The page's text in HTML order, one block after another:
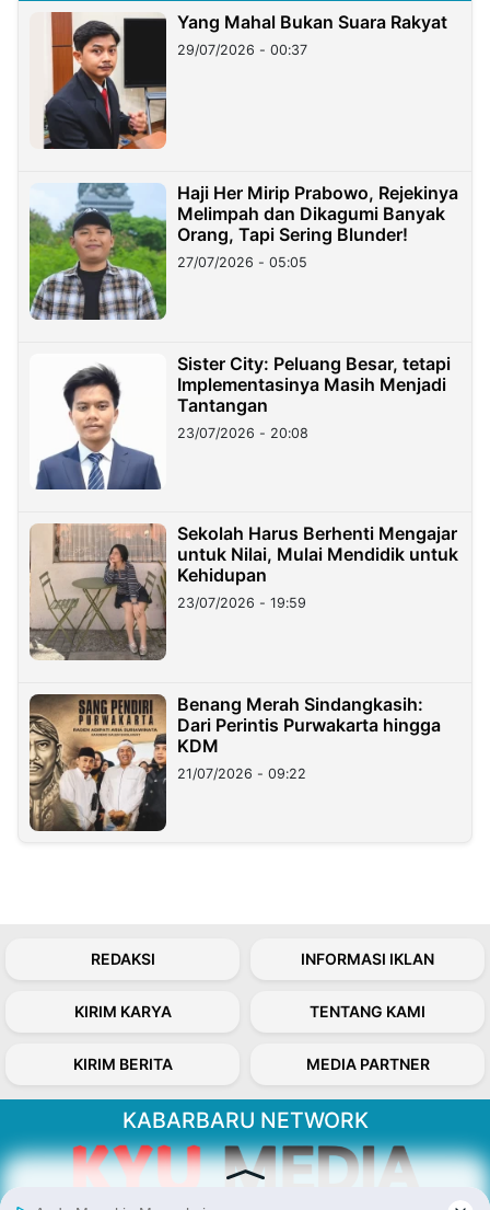
Yang Mahal Bukan Suara Rakyat
29/07/2026 - 00:37
Haji Her Mirip Prabowo, Rejekinya
Melimpah dan Dikagumi Banyak
Orang, Tapi Sering Blunder!
27/07/2026 - 05:05
Sister City: Peluang Besar, tetapi
Implementasinya Masih Menjadi
Tantangan
23/07/2026 - 20:08
Sekolah Harus Berhenti Mengajar
untuk Nilai, Mulai Mendidik untuk
Kehidupan
23/07/2026 - 19:59
Benang Merah Sindangkasih:
Dari Perintis Purwakarta hingga
KDM
21/07/2026 - 09:22
REDAKSI INFORMASI IKLAN
KIRIM KARYA TENTANG KAMI
KIRIM BERITA MEDIA PARTNER
KABARBARU NETWORK